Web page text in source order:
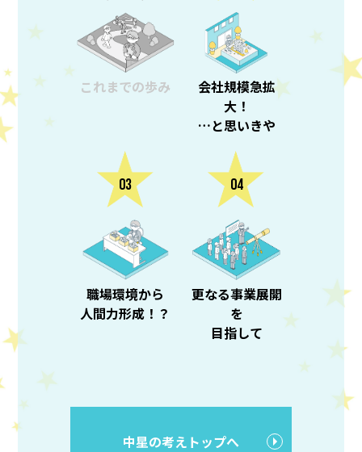
これまでの歩み
会社規模急拡
大！
…と思いきや
職場環境から
人間力形成！？
更なる事業展開
を
目指して
中星の考えトップへ